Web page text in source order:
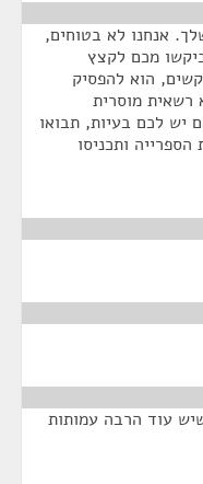
אנחנו לא בטוחים,
מכם לקצץ
הוא להפסיק
רשאית מוסרית
יש לכם בעיות, תבואו
ותכניסו
עוד הרבה עמותות